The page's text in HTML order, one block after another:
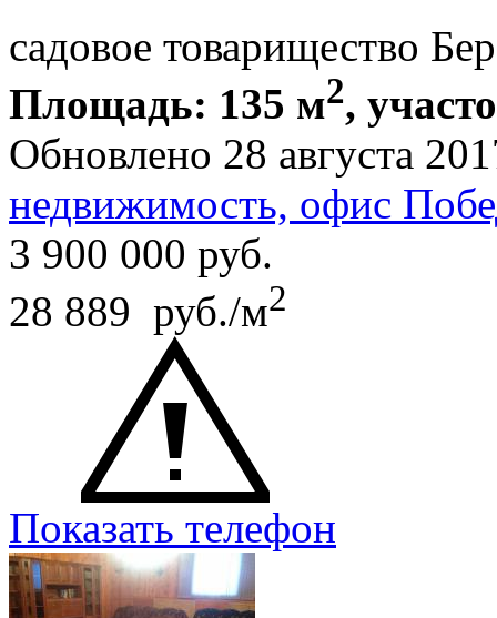
садовое товарищество
Площадь: 135 м2,
Обновлено 28 августа
недвижимость, офис
3 900 000 руб.
28 889 руб./м2
Показать телефон